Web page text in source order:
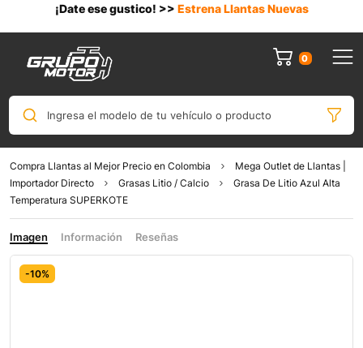
¡Date ese gustico! >> Estrena Llantas Nuevas
0
Ingresa el modelo de tu vehículo o producto
Compra Llantas al Mejor Precio en Colombia
Mega Outlet de Llantas |
Importador Directo
Grasas Litio / Calcio
Grasa De Litio Azul Alta
Temperatura SUPERKOTE
Imagen Información Reseñas
-10%